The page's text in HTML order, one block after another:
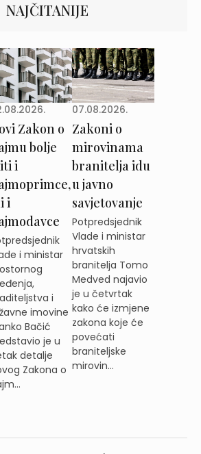
NAJČITANIJE
Zakon o
bolje
i
i
i ministar
i
imovine
Bačić
je u
detalje
Zakona o
07.08.2026.
Zakoni o
mirovinama
branitelja idu
u javno
savjetovanje
Potpredsjednik
Vlade i ministar
hrvatskih
branitelja Tomo
Medved najavio
je u četvrtak
kako će izmjene
zakona koje će
povećati
braniteljske
mirovin...